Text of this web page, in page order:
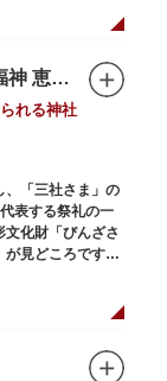
浅草神社（浅草名所七福神 恵比須）
れる神社
、「三社さま」の
表する祭礼の一
化財「びんざさ
が見どころです。
の町がまつり一
の中（茅の輪）